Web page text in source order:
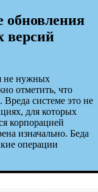
обновления
версий
не нужных
отметить, что
Вреда системе это не
для которых
корпорацией
изначально. Беда
операции